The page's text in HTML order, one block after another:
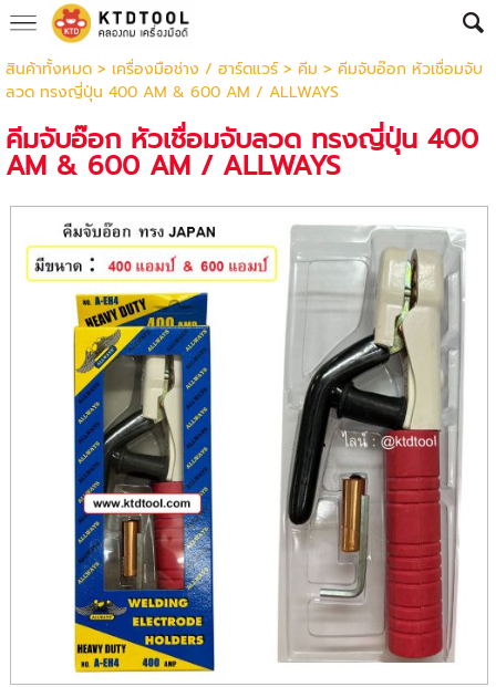
สินค้าทั้งหมด> เครื่องมือช่าง / ฮาร์ดแวร์> คีม > คีมจับอ๊อก หัวเชื่อมจับ
ลวด ทรงญี่ปุ่น 400 AM & 600 AM / ALLWAYS
คีมจับอ๊อก หัวเชื่อมจับลวด ทรงญี่ปุ่น 400
AM & 600 AM / ALLWAYS